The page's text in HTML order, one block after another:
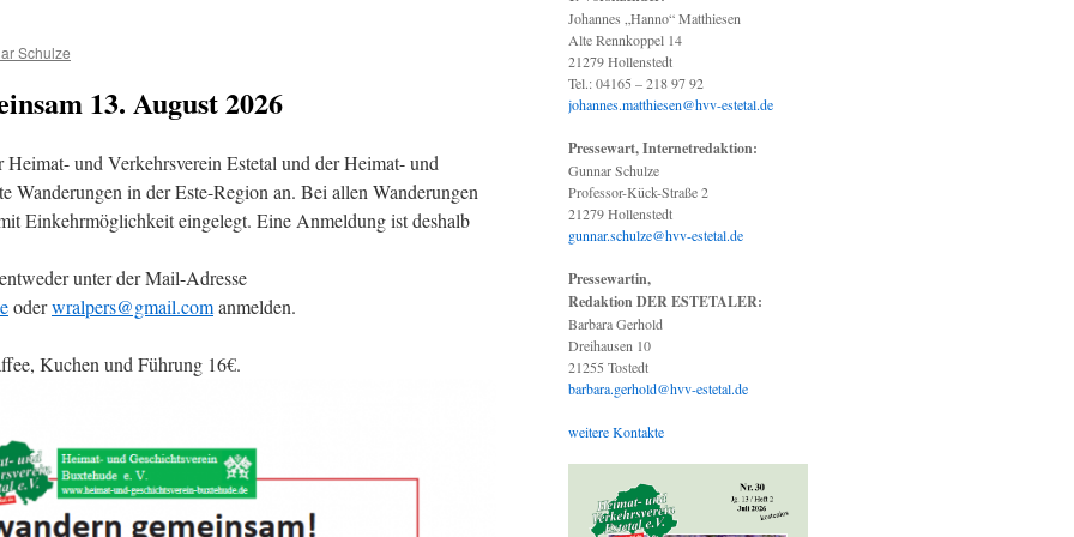
Schulze
13. August 2026
und Verkehrsverein Estetal und der Heimat- und
Wanderungen in der Este-Region an. Bei allen Wanderungen
Einkehrmöglichkeit eingelegt. Eine Anmeldung ist deshalb
unter der Mail-Adresse
oderwralpers@gmail.comanmelden.
Kuchen und Führung 16€.
Johannes „Hanno“ Matthiesen
Alte Rennkoppel 14
21279 Hollenstedt
Tel.: 04165 – 218 97 92
johannes.matthiesen@hvv-estetal.de
Pressewart, Internetredaktion:
Gunnar Schulze
Professor-Kück-Straße 2
21279 Hollenstedt
gunnar.schulze@hvv-estetal.de
Pressewartin,
Redaktion DER ESTETALER:
Barbara Gerhold
Dreihausen 10
21255 Tostedt
barbara.gerhold@hvv-estetal.de
weitere Kontakte